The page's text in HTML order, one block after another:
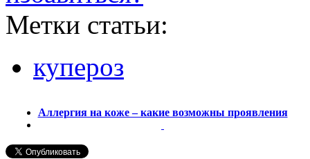
Метки статьи:
купероз
Аллергия на коже – какие возможны проявления